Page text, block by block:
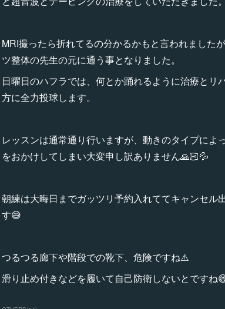
MRI撮ったら折れてるの分かるかもと言われまし
ツ整体の先生の元に通う事となりました。
日曜日のハフラでは、何とか踊れるように治療と
方に全力投球します。
レッスンは通常通り行いますが、動きのタイプに
をおかけしてしまい大変申し訳ありません🙏🏻💦
朝練は大晦日までガッツリ予約入れててキャンセ
す😅
つるつる廊下や階段での靴下、危険ですね⚠️
滑り止め付きなどを履いて自己防衛しないとですね